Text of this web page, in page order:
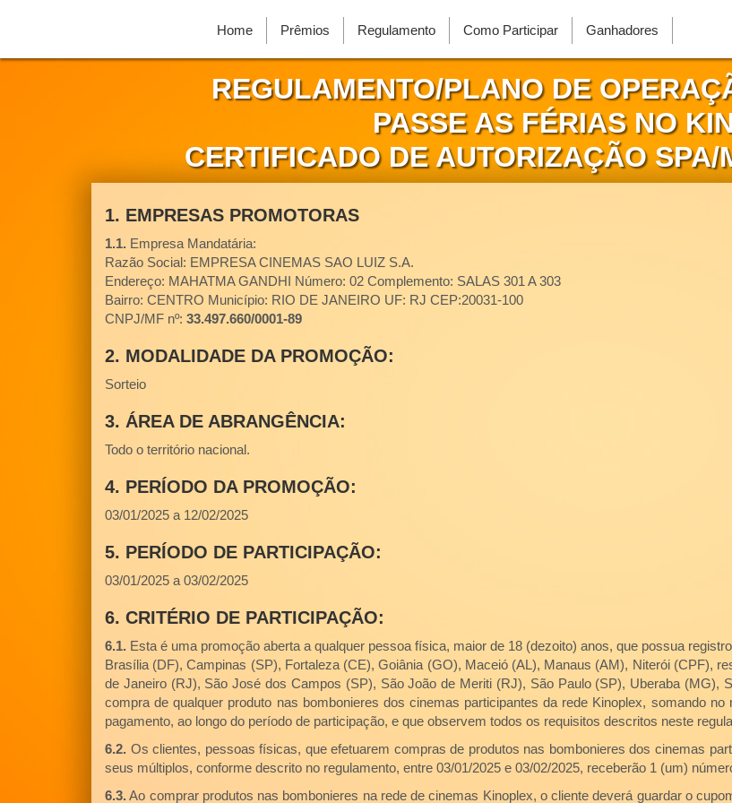
Home Prêmios Regulamento Como Participar Ganhadores
REGULAMENTO/PLANO DE
PASSE AS FÉRIAS NO
CERTIFICADO DE AUTORIZAÇÃO SPA/
1. EMPRESAS PROMOTORAS
1.1. Empresa Mandatária:
Razão Social: EMPRESA CINEMAS SAO LUIZ S.A.
Endereço: MAHATMA GANDHI Número: 02 Complemento: SALAS 301 A 303
Bairro: CENTRO Município: RIO DE JANEIRO UF: RJ CEP:20031-100
CNPJ/MF nº: 33.497.660/0001-89
2. MODALIDADE DA PROMOÇÃO:
Sorteio
3. ÁREA DE ABRANGÊNCIA:
Todo o território nacional.
4. PERÍODO DA PROMOÇÃO:
03/01/2025 a 12/02/2025
5. PERÍODO DE PARTICIPAÇÃO:
03/01/2025 a 03/02/2025
6. CRITÉRIO DE PARTICIPAÇÃO:
6.1. Esta é uma promoção aberta a qualquer pessoa física, maior de 18 (dezoito) anos, que possua
Brasília (DF), Campinas (SP), Fortaleza (CE), Goiânia (GO), Maceió (AL), Manaus (AM), Niterói (CPF),
de Janeiro (RJ), São José dos Campos (SP), São João de Meriti (RJ), São Paulo (SP), Uberaba (MG),
compra de qualquer produto nas bombonieres dos cinemas participantes da rede Kinoplex, somando
pagamento, ao longo do período de participação, e que observem todos os requisitos descritos neste
6.2. Os clientes, pessoas físicas, que efetuarem compras de produtos nas bombonieres dos cinemas
seus múltiplos, conforme descrito no regulamento, entre 03/01/2025 e 03/02/2025, receberão 1 (um)
6.3.Ao comprar produtos nas bombonieres na rede de cinemas Kinoplex, o cliente deverá guardar o